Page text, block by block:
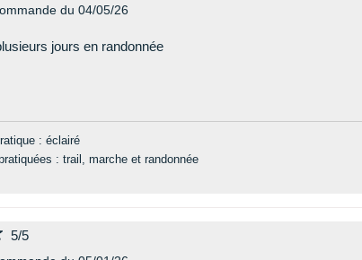
du 04/05/26
jours en randonnée
: éclairé
: trail, marche et randonnée
5/5